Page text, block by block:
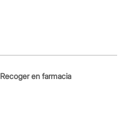
Recoger en farmacia